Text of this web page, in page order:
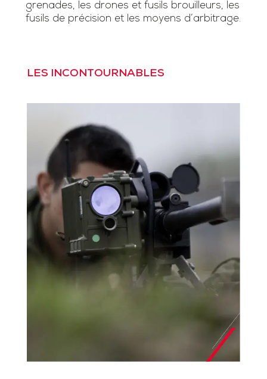
grenades, les drones et fusils brouilleurs, les
fusils de précision et les moyens d’arbitrage.
LES INCONTOURNABLES